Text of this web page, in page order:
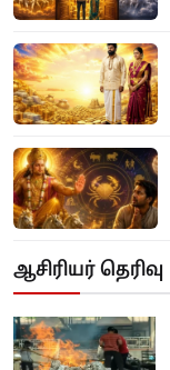
ஆசிரியர் தெரிவு